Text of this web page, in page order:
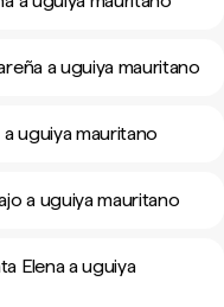
a uguiya mauritano
uguiya mauritano
a uguiya mauritano
Elena a uguiya